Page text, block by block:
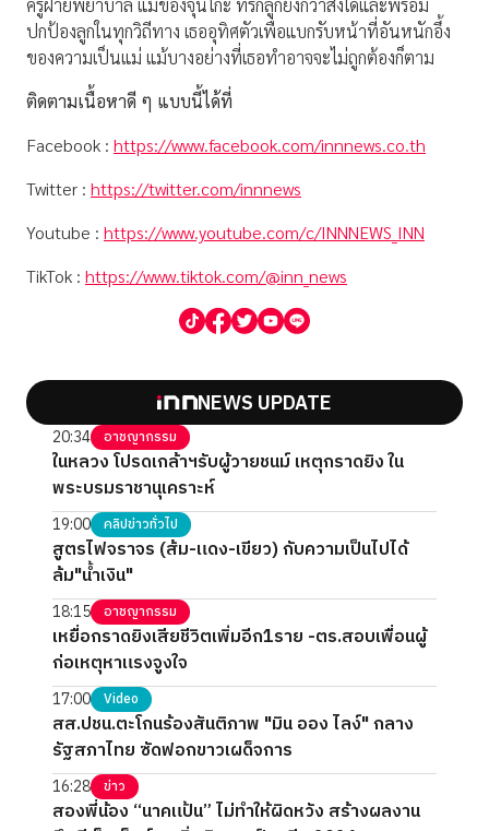
ครูฝ่ายพยาบาล แม่ของจุนโกะ ที่รักลูกยิ่งกว่าสิ่งใดและพร้อม
ปกป้องลูกในทุกวิถีทาง เธออุทิศตัวเพื่อแบกรับหน้าที่อันหนักอึ้ง
ของความเป็นแม่ แม้บางอย่างที่เธอทำอาจจะไม่ถูกต้องก็ตาม
ติดตามเนื้อหาดี ๆ แบบนี้ได้ที่
Facebook : https://www.facebook.com/innnews.co.th
Twitter : https://twitter.com/innnews
Youtube : https://www.youtube.com/c/INNNEWS_INN
TikTok : https://www.tiktok.com/@inn_news
NEWS UPDATE
20:34 อาชญากรรม
ในหลวง โปรดเกล้าฯรับผู้วายชนม์ เหตุกราดยิง ใน
พระบรมราชานุเคราะห์
19:00 คลิปข่าวทั่วไป
สูตรไฟจราจร (ส้ม-แดง-เขียว) กับความเป็นไปได้
ล้ม"น้ำเงิน"
18:15 อาชญากรรม
เหยื่อกราดยิงเสียชีวิตเพิ่มอีก1ราย -ตร.สอบเพื่อนผู้
ก่อเหตุหาแรงจูงใจ
17:00 Video
สส.ปชน.ตะโกนร้องสันติภาพ "มิน ออง ไลง์" กลาง
รัฐสภาไทย ซัดฟอกขาวเผด็จการ
16:28 ข่าว
สองพี่น้อง “นาคแป้น” ไม่ทำให้ผิดหวัง สร้างผลงาน